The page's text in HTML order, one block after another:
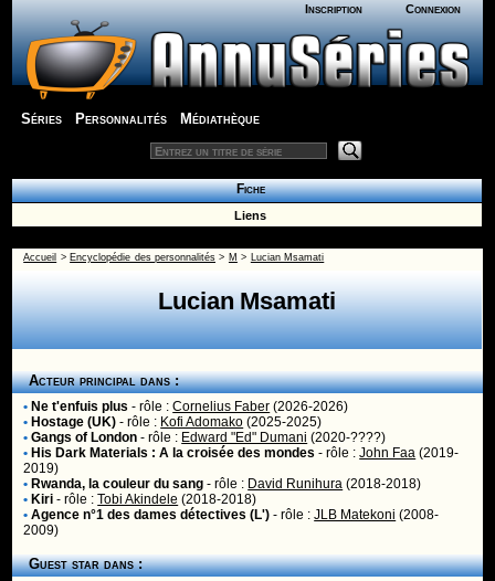
Inscription Connexion
Séries Personnalités Médiathèque
Fiche
Liens
Accueil > Encyclopédie des personnalités > M > Lucian Msamati
Lucian Msamati
Acteur principal dans :
• Ne t'enfuis plus - rôle :Cornelius Faber (2026-2026)
• Hostage (UK) - rôle : Kofi Adomako (2025-2025)
• Gangs of London - rôle : Edward "Ed" Dumani (2020-????)
• His Dark Materials : A la croisée des mondes - rôle :John Faa (2019-
2019)
• Rwanda, la couleur du sang - rôle : David Runihura (2018-2018)
• Kiri - rôle :Tobi Akindele (2018-2018)
• Agence n°1 des dames détectives (L') - rôle :JLB Matekoni (2008-
2009)
Guest star dans :